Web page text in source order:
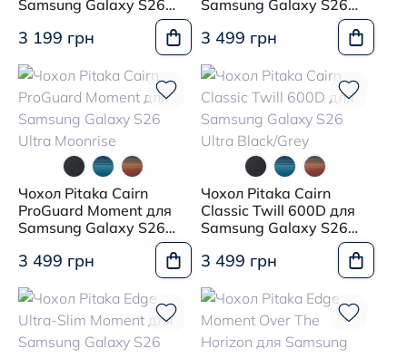
Samsung Galaxy S26
3 199 грн
Samsung Galaxy S26
3 499 грн
Чохол Pitaka Cairn
ProGuard Moment для
Samsung Galaxy S26
3 499 грн
Чохол Pitaka Cairn
Classic Twill 600D для
Samsung Galaxy S26
3 499 грн